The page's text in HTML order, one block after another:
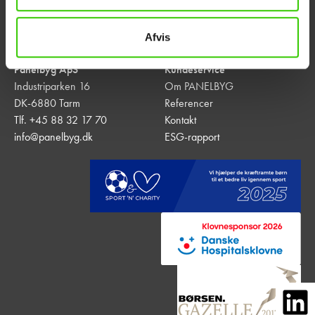
Afvis
Panelbyg ApS
Industriparken 16
DK-6880 Tarm
Tlf. +45 88 32 17 70
info@panelbyg.dk
Kundeservice
Om PANELBYG
Referencer
Kontakt
ESG-rapport